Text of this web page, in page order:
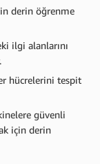
derin öğrenme
ilgi alanlarını
hücrelerini tespit
güvenli
için derin